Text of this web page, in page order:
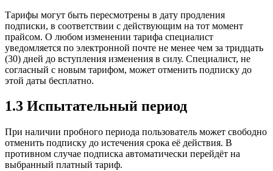
Тарифы могут быть пересмотрены в дату продления
подписки, в соответствии с действующим на тот момент
прайсом. О любом изменении тарифа специалист
уведомляется по электронной почте не менее чем за тридцать
(30) дней до вступления изменения в силу. Специалист, не
согласный с новым тарифом, может отменить подписку до
этой даты бесплатно.
1.3 Испытательный период
При наличии пробного периода пользователь может свободно
отменить подписку до истечения срока её действия. В
противном случае подписка автоматически перейдёт на
выбранный платный тариф.